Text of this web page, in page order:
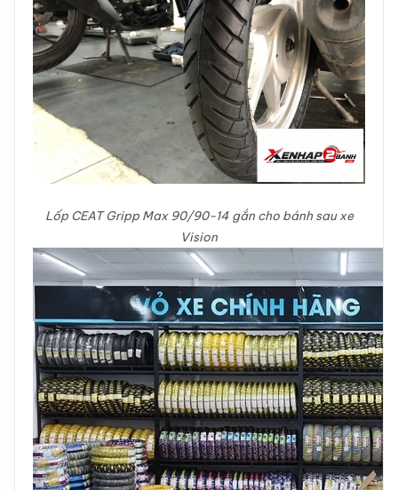
Lốp CEAT Gripp Max 90/90-14 gắn cho bánh sau xe
Vision